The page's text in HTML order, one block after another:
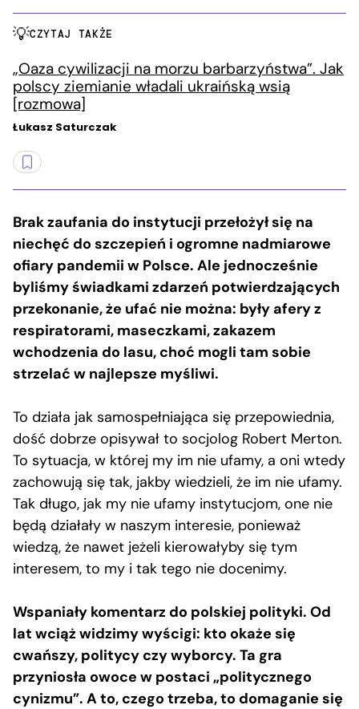
CZYTAJ TAKŻE
„Oaza cywilizacji na morzu barbarzyństwa”. Jak
polscy ziemianie władali ukraińską wsią
[rozmowa]
Łukasz Saturczak
Brak zaufania do instytucji przełożył się na
niechęć do szczepień i ogromne nadmiarowe
ofiary pandemii w Polsce. Ale jednocześnie
byliśmy świadkami zdarzeń potwierdzających
przekonanie, że ufać nie można: były afery z
respiratorami, maseczkami, zakazem
wchodzenia do lasu, choć mogli tam sobie
strzelać w najlepsze myśliwi.
To działa jak samospełniająca się przepowiednia,
dość dobrze opisywał to socjolog Robert Merton.
To sytuacja, w której my im nie ufamy, a oni wtedy
zachowują się tak, jakby wiedzieli, że im nie ufamy.
Tak długo, jak my nie ufamy instytucjom, one nie
będą działały w naszym interesie, ponieważ
wiedzą, że nawet jeżeli kierowałyby się tym
interesem, to my i tak tego nie docenimy.
Wspaniały komentarz do polskiej polityki. Od
lat wciąż widzimy wyścigi: kto okaże się
cwańszy, politycy czy wyborcy. Ta gra
przyniosła owoce w postaci „politycznego
cynizmu”. A to, czego trzeba, to domaganie się